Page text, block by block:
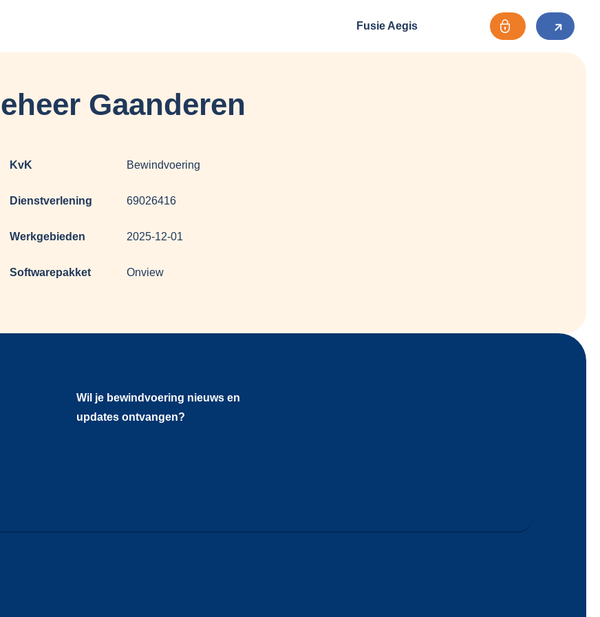
Fusie Aegis
Gaanderen
KvK Bewindvoering
Dienstverlening 69026416
Werkgebieden 2025-12-01
Softwarepakket Onview
Wil je bewindvoering nieuws en
updates ontvangen?